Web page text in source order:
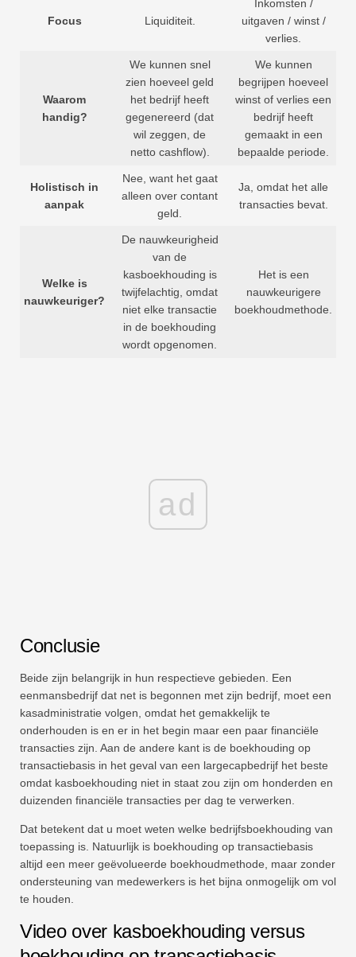
Focus Liquiditeit.
Inkomsten /
uitgaven / winst /
verlies.
Waarom
handig?
We kunnen snel
zien hoeveel geld
het bedrijf heeft
gegenereerd (dat
wil zeggen, de
netto cashflow).
We kunnen
begrijpen hoeveel
winst of verlies een
bedrijf heeft
gemaakt in een
bepaalde periode.
Holistisch in
aanpak
Nee, want het gaat
alleen over contant
geld.
Ja, omdat het alle
transacties bevat.
Welke is
nauwkeuriger?
De nauwkeurigheid
van de
kasboekhouding is
twijfelachtig, omdat
niet elke transactie
in de boekhouding
wordt opgenomen.
Het is een
nauwkeurigere
boekhoudmethode.
ad
Conclusie
Beide zijn belangrijk in hun respectieve gebieden. Een
eenmansbedrijf dat net is begonnen met zijn bedrijf, moet een
kasadministratie volgen, omdat het gemakkelijk te
onderhouden is en er in het begin maar een paar financiële
transacties zijn. Aan de andere kant is de boekhouding op
transactiebasis in het geval van een largecapbedrijf het beste
omdat kasboekhouding niet in staat zou zijn om honderden en
duizenden financiële transacties per dag te verwerken.
Dat betekent dat u moet weten welke bedrijfsboekhouding van
toepassing is. Natuurlijk is boekhouding op transactiebasis
altijd een meer geëvolueerde boekhoudmethode, maar zonder
ondersteuning van medewerkers is het bijna onmogelijk om vol
te houden.
Video over kasboekhouding versus